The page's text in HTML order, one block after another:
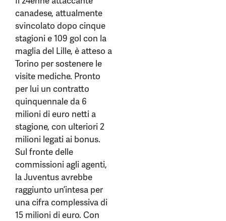
canadese, attualmente
svincolato dopo cinque
stagioni e 109 gol con la
maglia del Lille, è atteso a
Torino per sostenere le
visite mediche. Pronto
per lui un contratto
quinquennale da 6
milioni di euro netti a
stagione, con ulteriori 2
milioni legati ai bonus.
Sul fronte delle
commissioni agli agenti,
la Juventus avrebbe
raggiunto un’intesa per
una cifra complessiva di
15 milioni di euro. Con